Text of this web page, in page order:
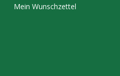
Mein Wunschzettel